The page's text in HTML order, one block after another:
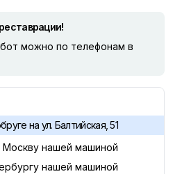
можно по телефонам в
на ул. Балтийская, 51
Москву нашей машиной
нашей машиной